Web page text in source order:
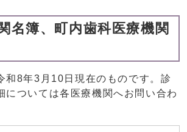
名簿、町内歯科医療機関
和8年3月10日現在のものです。診
については各医療機関へお問い合わ